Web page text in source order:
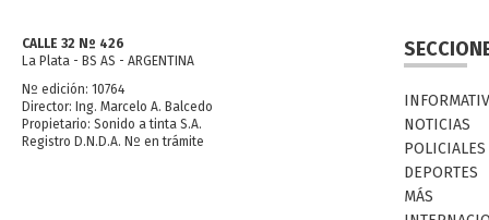
CALLE 32 Nº 426
La Plata - BS AS - ARGENTINA
Nº edición: 10764
Director: Ing. Marcelo A. Balcedo
Propietario: Sonido a tinta S.A.
Registro D.N.D.A. Nº en trámite
NOTICIAS
POLICIALES
DEPORTES
MÁS